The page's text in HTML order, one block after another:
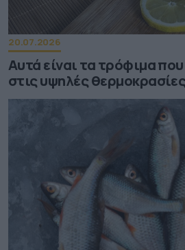
20.07.2026
Αυτά είναι τα τρόφιμα
στις υψηλές θερμοκρασίες